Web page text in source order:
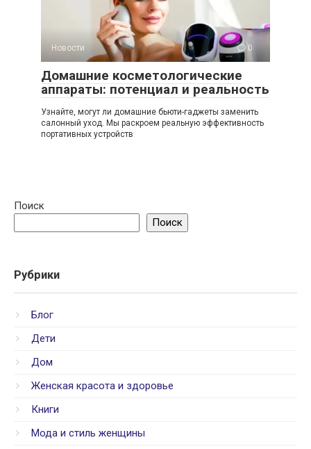
Новости 0
Домашние косметологические
аппараты: потенциал и реальность
Узнайте, могут ли домашние бьюти-гаджеты заменить
салонный уход. Мы раскроем реальную эффективность
портативных устройств
Поиск
Поиск
Рубрики
Блог
Дети
Дом
Женская красота и здоровье
Книги
Мода и стиль женщины